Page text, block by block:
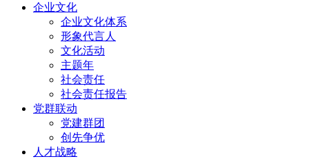
企业文化
企业文化体系
形象代言人
文化活动
主题年
社会责任
社会责任报告
党群联动
党建群团
创先争优
人才战略